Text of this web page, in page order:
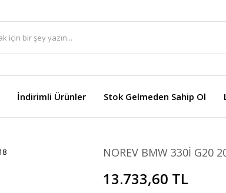
İndirimli Ürünler Stok Gelmeden Sahip Ol
NOREV BMW 330İ G20
13.733,60 TL